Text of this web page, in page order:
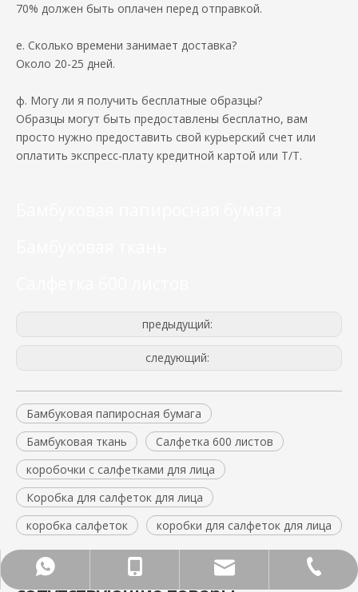
70% должен быть оплачен перед отправкой.
е. Сколько времени занимает доставка?
Около 20-25 дней.
ф. Могу ли я получить бесплатные образцы?
Образцы могут быть предоставлены бесплатно, вам
просто нужно предоставить свой курьерский счет или
оплатить экспресс-плату кредитной картой или T/T.
предыдущий:
следующий:
Бамбуковая папиросная бумага
Бамбуковая ткань
Салфетка 600 листов
коробочки с салфетками для лица
Коробка для салфеток для лица
коробка салфеток
коробки для салфеток для лица
Почтов ящик